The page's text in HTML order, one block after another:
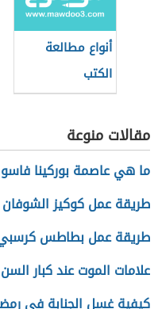
أنواع مطالعة
الكتب
مقالات منوعة
ما هي عاصمة بوركينا فاسو
طريقة عمل كوكيز الشوفان
طريقة عمل بطاطس
علامات الموت عند كبار السن
كيفية غسل الجنابة في